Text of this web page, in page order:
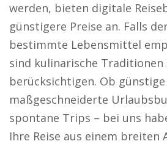
werden, bieten digitale
günstigere Preise an. Falls
bestimmte Lebensmittel
sind kulinarische Traditionen
berücksichtigen. Ob günstige
maßgeschneiderte
spontane Trips – bei uns
Ihre Reise aus einem breiten